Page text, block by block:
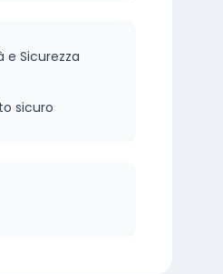
e Sicurezza
sicuro